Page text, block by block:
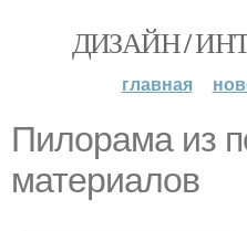
ДИЗАЙН /
главная
Пилорама из
материалов